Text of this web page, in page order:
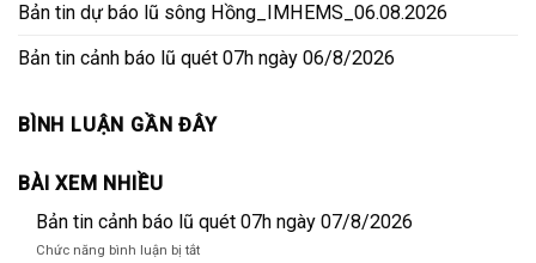
Bản tin dự báo lũ sông Hồng_IMHEMS_06.08.2026
Bản tin cảnh báo lũ quét 07h ngày 06/8/2026
BÌNH LUẬN GẦN ĐÂY
BÀI XEM NHIỀU
Bản tin cảnh báo lũ quét 07h ngày 07/8/2026
Chức năng bình luận bị tắtở